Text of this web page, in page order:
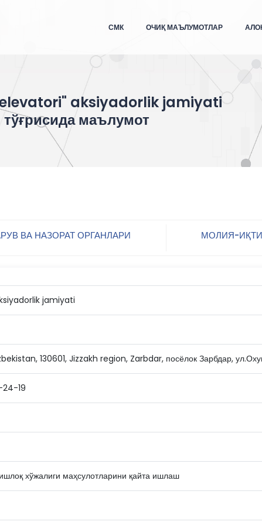
СМК ОЧИҚ МАЪЛУМОТЛАР
aksiyadorlik jamiyati
тўғрисида маълумот
ВА НАЗОРАТ ОРГАНЛАРИ МОЛИЯ-
jamiyati
130601, Jizzakh region, Zarbdar, посёлок Зарбдар,
19
хўжалиги маҳсулотларини қайта ишлаш